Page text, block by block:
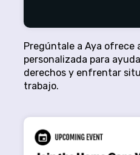
Pregúntale a Aya ofrece
personalizada para
derechos y enfrentar
trabajo.